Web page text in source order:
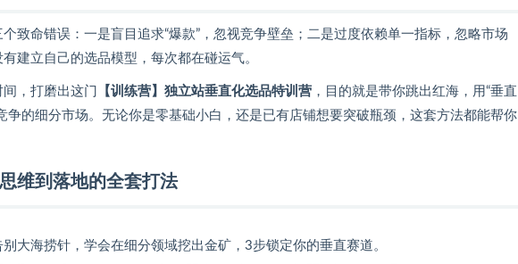
致命错误：一是盲目追求“爆款”，忽视竞争壁垒；二是过度依赖单一指标，忽略市场
建立自己的选品模型，每次都在碰运气。
，打磨出这门 【训练营】独立站垂直化选品特训营 ，目的就是带你跳出红海，用“垂直
争的细分市场。无论你是零基础小白，还是已有店铺想要突破瓶颈，这套方法都能帮你
维到落地的全套打法
别大海捞针，学会在细分领域挖出金矿，3步锁定你的垂直赛道。